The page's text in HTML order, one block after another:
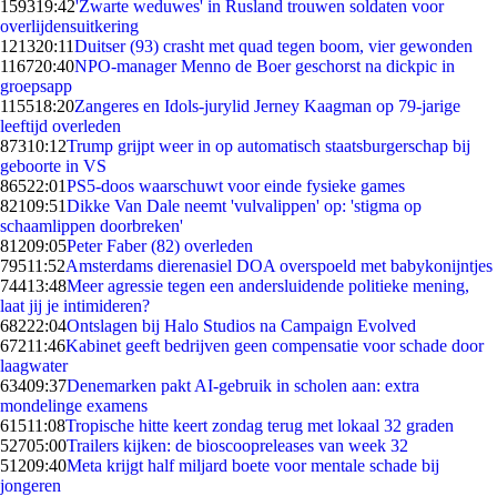
159319:42'Zwarte weduwes' in Rusland trouwen soldaten voor
overlijdensuitkering
121320:11Duitser (93) crasht met quad tegen boom, vier gewonden
116720:40NPO-manager Menno de Boer geschorst na dickpic in
groepsapp
115518:20Zangeres en Idols-jurylid Jerney Kaagman op 79-jarige
leeftijd overleden
87310:12Trump grijpt weer in op automatisch staatsburgerschap bij
geboorte in VS
86522:01PS5-doos waarschuwt voor einde fysieke games
82109:51Dikke Van Dale neemt 'vulvalippen' op: 'stigma op
schaamlippen doorbreken'
81209:05Peter Faber (82) overleden
79511:52Amsterdams dierenasiel DOA overspoeld met babykonijntjes
74413:48Meer agressie tegen een andersluidende politieke mening,
laat jij je intimideren?
68222:04Ontslagen bij Halo Studios na Campaign Evolved
67211:46Kabinet geeft bedrijven geen compensatie voor schade door
laagwater
63409:37Denemarken pakt AI-gebruik in scholen aan: extra
mondelinge examens
61511:08Tropische hitte keert zondag terug met lokaal 32 graden
52705:00Trailers kijken: de bioscoopreleases van week 32
51209:40Meta krijgt half miljard boete voor mentale schade bij
jongeren